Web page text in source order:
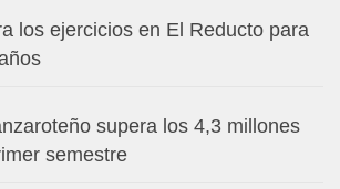
los ejercicios en El Reducto para
supera los 4,3 millones
semestre